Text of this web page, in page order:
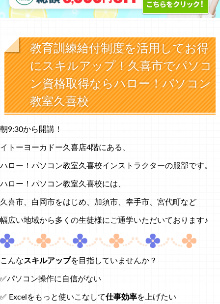
教育訓練給付制度を活用してお得
にスキルアップ！久喜市でパソコ
ン資格取得ならハロー！パソコン
教室久喜校
朝9:30から開講！
イトーヨーカドー久喜店4階にある、
ハロー！パソコン教室久喜校インストラクターの服部です。
ハロー！パソコン教室久喜校には、
久喜市、白岡市をはじめ、加須市、幸手市、宮代町など
幅広い地域から多くの生徒様にご通学いただいております♪
こんなスキルアップを目指していませんか？
✅パソコン操作に自信がない
✅ Excelをもっと使いこなして仕事効率を上げたい